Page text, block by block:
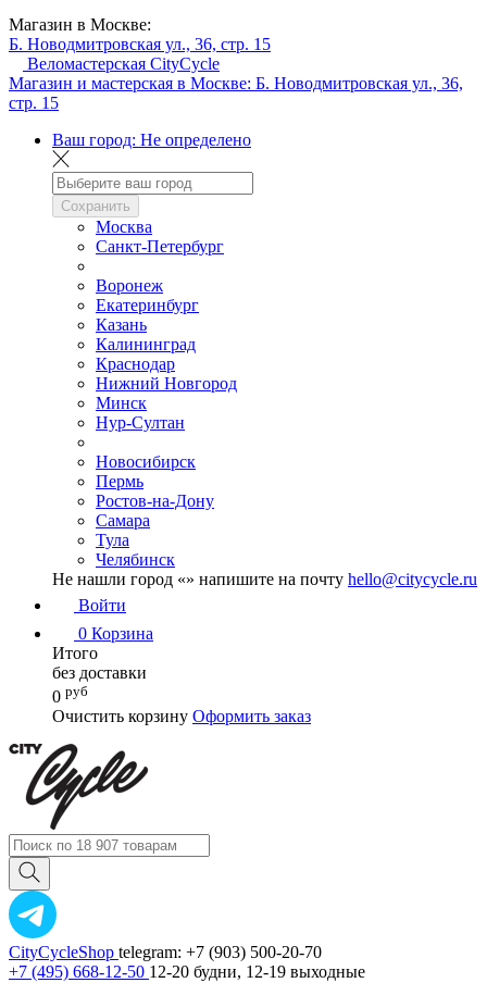
Магазин в Москве:
Б. Новодмитровская ул., 36, стр. 15
Веломастерская CityCycle
Магазин и мастерская в Москве: Б. Новодмитровская ул., 36,
стр. 15
Ваш город: Не определено
Сохранить
Москва
Санкт-Петербург
Воронеж
Екатеринбург
Казань
Калининград
Краснодар
Нижний Новгород
Минск
Нур-Султан
Новосибирск
Пермь
Ростов-на-Дону
Самара
Тула
Челябинск
Не нашли город «» напишите на почту hello@citycycle.ru
Войти
0 Корзина
Итого
без доставки
0 руб
Очистить корзину Оформить заказ
CityCycleShop telegram: +7 (903) 500-20-70
+7 (495) 668-12-50 12-20 будни, 12-19 выходные